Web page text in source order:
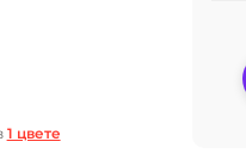
1 цвете